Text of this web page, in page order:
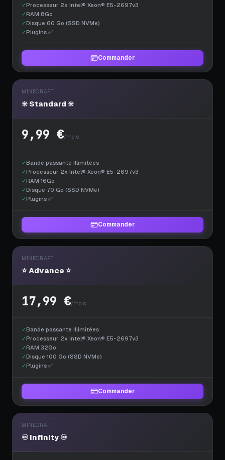
✓Processeur 2x Intel® Xeon® E5-2697v3
✓RAM 8Go
✓Disque 60 Go (SSD NVMe)
✓Plugins ✅
Commander
MINECRAFT
❇️ Standard ❇️
9,99 €/mois
✓Bande passante Illimitées
✓Processeur 2x Intel® Xeon® E5-2697v3
✓RAM 16Go
✓Disque 70 Go (SSD NVMe)
✓Plugins ✅
Commander
MINECRAFT
⭐ Advance ⭐
17,99 €/mois
✓Bande passante Illimitées
✓Processeur 2x Intel® Xeon® E5-2697v3
✓RAM 32Go
✓Disque 100 Go (SSD NVMe)
✓Plugins ✅
Commander
MINECRAFT
♾️ Infinity ♾️